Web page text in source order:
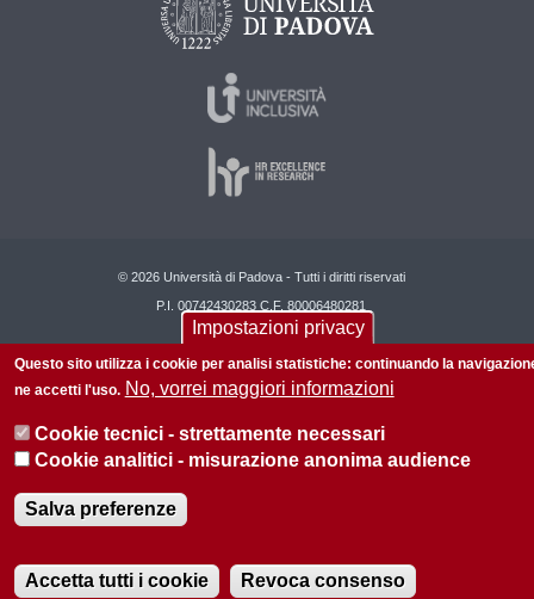
© 2026 Università di Padova - Tutti i diritti riservati
P.I. 00742430283 C.F. 80006480281
Impostazioni privacy
Questo sito utilizza i cookie per analisi statistiche: continuando la
ne accetti l'uso. No, vorrei maggiori informazioni
Cookie tecnici - strettamente necessari
Cookie analitici - misurazione anonima audience
Salva preferenze
Accetta tutti i cookie Revoca consenso